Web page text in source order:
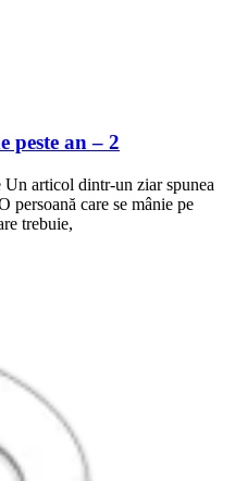
peste an – 2
articol dintr-un ziar spunea
persoană care se mânie pe
trebuie,